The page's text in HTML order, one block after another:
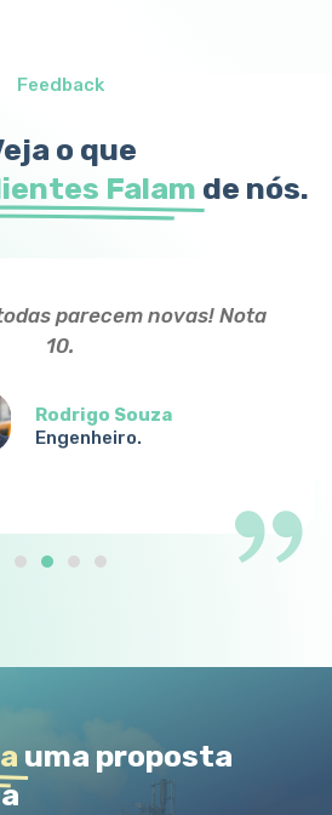
Feedback
o que
Falam de nós.
parecem novas! Nota
10.
Rodrigo Souza
Engenheiro.
uma proposta